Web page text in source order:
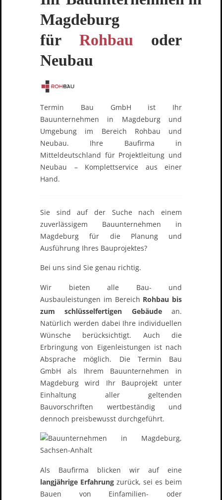
Magdeburg
für Rohbau oder
Neubau
Termin Bau GmbH ist Ihr
Bauunternehmen in Magdeburg und
Umgebung im Bereich Rohbau und
Neubau. Ihre Baufirma in
Mitteldeutschland für Projektleitung und
Neubau – Komplettservice aus einer
Hand.
Sie sind auf der Suche nach einem
zuverlässigem Bauunternehmen in
Magdeburg für die Planung und
Ausführung Ihres Bauprojektes?
Bei uns sind Sie genau richtig.
Wir bieten alle Bau- und
Ausbauleistungen im Bereich Rohbau bis
zum schlüsselfertigen Gebäudean.
Natürlich werden dabei Ihre individuellen
Wünsche berücksichtigt. Auch die
Erbringung von Eigenleistungen ist nach
Absprache möglich. Die Termin Bau
GmbH als Ihrem Bauunternehmen in
Magdeburg wird Ihr Bauprojekt unter
Einhaltung aller geltenden
Bauvorschriften wertbeständig und
dennoch preisbewusst durchgeführt.
Als Baufirma blicken wir auf eine
langjährige Erfahrung zurück, sei es beim
Bauen von Einfamilien- oder